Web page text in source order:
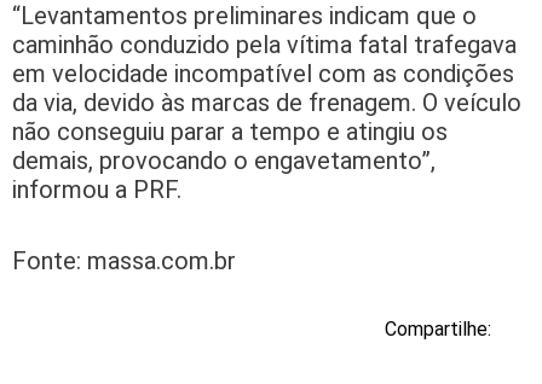
“Levantamentos preliminares indicam que o
caminhão conduzido pela vítima fatal trafegava
em velocidade incompatível com as condições
da via, devido às marcas de frenagem. O veículo
não conseguiu parar a tempo e atingiu os
demais, provocando o engavetamento”,
informou a PRF.
Fonte: massa.com.br
Compartilhe: